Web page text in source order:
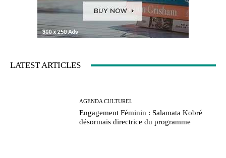
LATEST ARTICLES
AGENDA CULTUREL
Engagement Féminin : Salamata Kobré
désormais directrice du programme